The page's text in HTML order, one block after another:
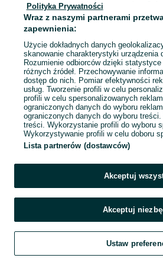
Popularne wyszukiwania
Szukaj Obserwujesz Dodaj
Polityka Prywatności
Wraz z naszymi partnerami
zapewnienia:
Użycie dokładnych danych
skanowanie charakterystyki urządzenia
Rozumienie odbiorców dzięki
różnych źródeł. Przechowywanie
dostęp do nich. Pomiar efektywności
usług. Tworzenie profili w celu
profili w celu spersonalizowanych
ograniczonych danych do wyboru
ograniczonych danych do wyboru
treści. Wykorzystanie profili do wyboru
Wykorzystywanie profili w celu doboru
Lista partnerów (dostawców)
Akceptuj
Akceptuj
Ustaw